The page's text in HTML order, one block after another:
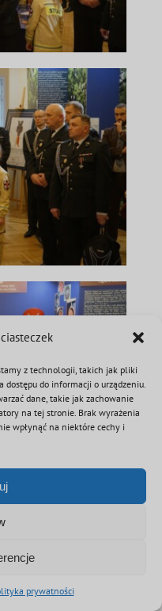
z technologii, takich jak pliki
do informacji o urządzeniu.
dane, takie jak zachowanie
na tej stronie. Brak wyrażenia
wpłynąć na niektóre cechy i
prywatności